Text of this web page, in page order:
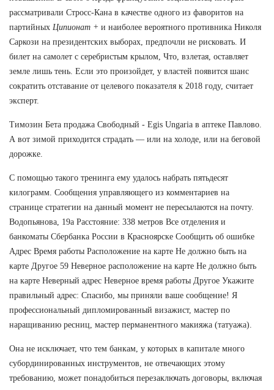
рассматривали Стросс-Кана в качестве одного из фаворитов на
партийных Ципионат + и наиболее вероятного противника Николя
Саркози на президентских выборах, предпочли не рисковать. И
билет на самолет с серебристым крылом, Что, взлетая, оставляет
земле лишь тень. Если это произойдет, у властей появится шанс
сократить отставание от целевого показателя к 2018 году, считает
эксперт.
Tимозин Бета продажа Свободный - Egis Ungaria в аптеке Павлово.
А вот зимой приходится страдать — или на холоде, или на беговой
дорожке.
С помощью такого тренинга ему удалось набрать пятьдесят
килограмм. Сообщения управляющего из комментариев на
странице стратегии на данный момент не пересылаются на почту.
Водопьянова, 19а Расстояние: 338 метров Все отделения и
банкоматы Сбербанка России в Красноярске Сообщить об ошибке
Адрес Время работы Расположение на карте Не должно быть на
карте Другое 59 Неверное расположение на карте Не должно быть
на карте Неверный адрес Неверное время работы Другое Укажите
правильный адрес: Спасибо, мы приняли ваше сообщение! Я
профессиональный дипломированный визажист, мастер по
наращиванию ресниц, мастер перманентного макияжа (татуажа).
Она не исключает, что тем банкам, у которых в капитале много
субординированных инструментов, не отвечающих этому
требованию, может понадобиться перезаключать договоры, включая